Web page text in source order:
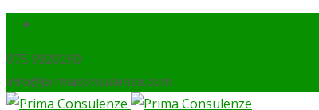
075 9920290
info@primaconsulenze.com